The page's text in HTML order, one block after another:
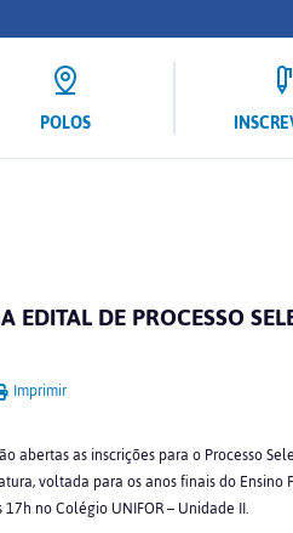
POLOS
DE PROCESSO
Imprimir
abertas as inscrições para o Processo
voltada para os anos finais do Ensino
no Colégio UNIFOR – Unidade II.